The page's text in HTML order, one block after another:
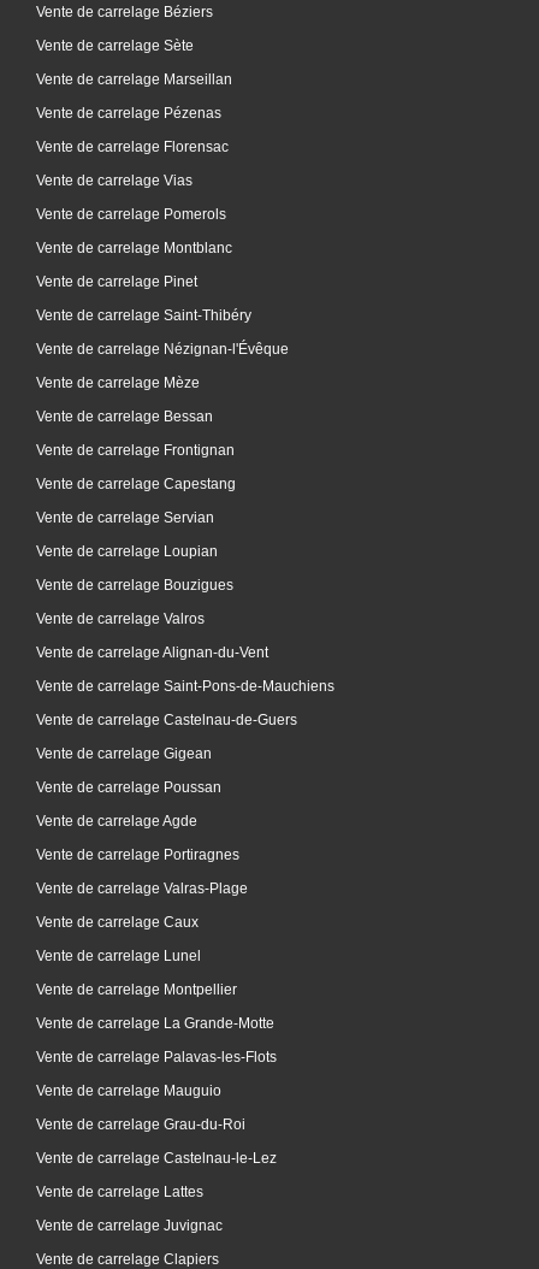
Vente de carrelage Béziers
Vente de carrelage Sète
Vente de carrelage Marseillan
Vente de carrelage Pézenas
Vente de carrelage Florensac
Vente de carrelage Vias
Vente de carrelage Pomerols
Vente de carrelage Montblanc
Vente de carrelage Pinet
Vente de carrelage Saint-Thibéry
Vente de carrelage Nézignan-l'Évêque
Vente de carrelage Mèze
Vente de carrelage Bessan
Vente de carrelage Frontignan
Vente de carrelage Capestang
Vente de carrelage Servian
Vente de carrelage Loupian
Vente de carrelage Bouzigues
Vente de carrelage Valros
Vente de carrelage Alignan-du-Vent
Vente de carrelage Saint-Pons-de-Mauchiens
Vente de carrelage Castelnau-de-Guers
Vente de carrelage Gigean
Vente de carrelage Poussan
Vente de carrelage Agde
Vente de carrelage Portiragnes
Vente de carrelage Valras-Plage
Vente de carrelage Caux
Vente de carrelage Lunel
Vente de carrelage Montpellier
Vente de carrelage La Grande-Motte
Vente de carrelage Palavas-les-Flots
Vente de carrelage Mauguio
Vente de carrelage Grau-du-Roi
Vente de carrelage Castelnau-le-Lez
Vente de carrelage Lattes
Vente de carrelage Juvignac
Vente de carrelage Clapiers